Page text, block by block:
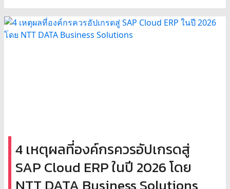
4 เหตุผลที่องค์กรควรอัปเกรดสู่
SAP Cloud ERP ในปี 2026 โดย